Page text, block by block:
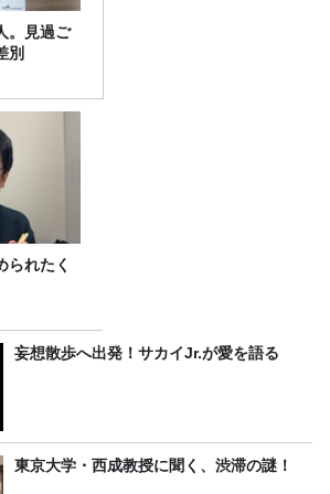
。見過ご
別
られたく
妄想散歩へ出発！サカイJr.が愛を語る
東京大学・西成教授に聞く、渋滞の謎！